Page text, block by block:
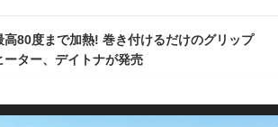
高80度まで加熱! 巻き付けるだけのグリップ
ーター、デイトナが発売